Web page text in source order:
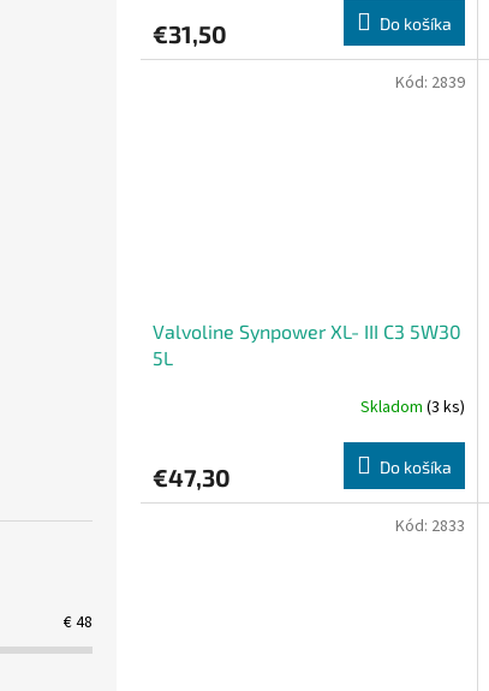
€48
€31,50 Do košíka
Valvoline Synpower XL- III C3 5W30
5L
Skladom (3 ks)
€47,30 Do košíka
Kód: 2839
Kód: 2833